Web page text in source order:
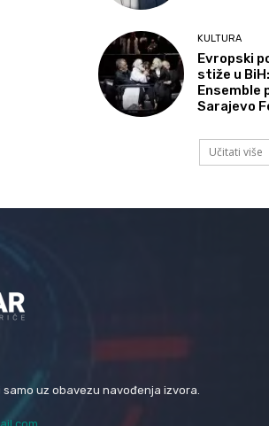
KULTURA
Evropski
stiže u
Ensemble
Sarajevo
Učitati više
uz obavezu navođenja izvora.